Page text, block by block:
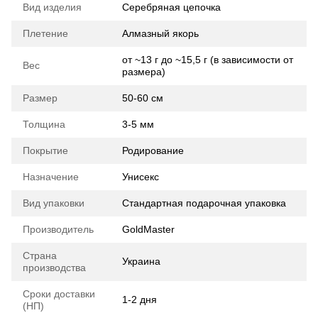
Вид изделия Серебряная цепочка
Плетение Алмазный якорь
Вес
от ~13 г до ~15,5 г (в зависимости от
размера)
Размер 50-60 см
Толщина 3-5 мм
Покрытие Родирование
Назначение Унисекс
Вид упаковки Стандартная подарочная упаковка
Производитель GoldMaster
Страна
производства
Украина
Сроки доставки
(НП)
1-2 дня